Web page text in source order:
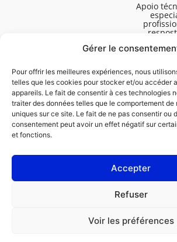
Gérer le
Pour offrir les meilleures expériences, nous
telles que les cookies pour stocker et/ou accéder
appareils. Le fait de consentir à ces technologies
traiter des données telles que le comportement de
uniques sur ce site. Le fait de ne pas consentir ou
consentement peut avoir un effet négatif sur
et fonctions.
Accepter
Refuser
Voir les préférences
Apoio
técnica,
sexta-